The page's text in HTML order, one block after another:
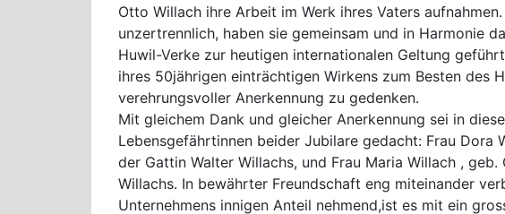
Otto Willach ihre Arbeit im Werk ihres Vaters
unzertrennlich, haben sie gemeinsam und in Harmonie
Huwil-Verke zur heutigen internationalen Geltung
ihres 50jährigen einträchtigen Wirkens zum Besten des
verehrungsvoller Anerkennung zu gedenken.
Mit gleichem Dank und gleicher Anerkennung sei in
Lebensgefährtinnen beider Jubilare gedacht: Frau Dora
der Gattin Walter Willachs, und Frau Maria Willach ,
Willachs. In bewährter Freundschaft eng miteinander
Unternehmens innigen Anteil nehmend,ist es mit ein